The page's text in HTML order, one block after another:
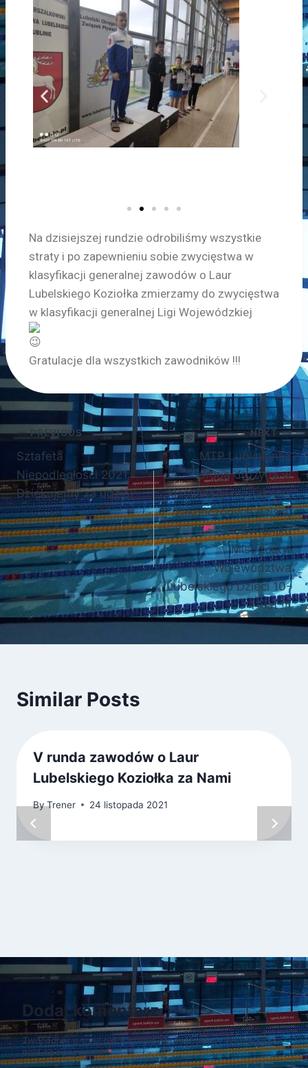
Na dzisiejszej rundzie odrobiliśmy wszystkie
straty i po zapewnieniu sobie zwycięstwa w
klasyfikacji generalnej zawodów o Laur
Lubelskiego Koziołka zmierzamy do zwycięstwa
w klasyfikacji generalnej Ligi Wojewódzkiej
Gratulacje dla wszystkich zawodników !!!
PREVIOUS
Sztafeta
Niepodległości 2021
Dziękujemy za udział
NEXT
MTP Lublinianka
drugą drużyną w
klasyfikacji medalowej
zakończonych dzisiaj
w Świdniku
Mistrzostw
Województwa
Lubelskiego Dzieci 10-
11 lat !!!
Similar Posts
V runda zawodów o Laur
Lubelskiego Koziołka za Nami
ByTrener 24 listopada 2021
Dodaj komentarz
Twój adres e-mail nie zostanie opublikowany. Wymagane
pola są oznaczone*